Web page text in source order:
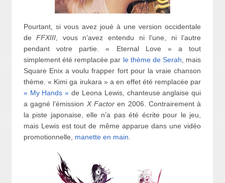
Pourtant, si vous avez joué à une version occidentale
deFFXIII , vous n’avez entendu ni l’une, ni l’autre
pendant votre partie. « Eternal Love » a tout
simplement été remplacée par le thème de Serah , mais
Square Enix a voulu frapper fort pour la vraie chanson
thème. « Kimi ga irukara » a en effet été remplacée par
« My Hands » de Leona Lewis, chanteuse anglaise qui
a gagné l’émission X Factor en 2006. Contrairement à
la piste japonaise, elle n’a pas été écrite pour le jeu,
mais Lewis est tout de même apparue dans une vidéo
promotionnelle, manette en main